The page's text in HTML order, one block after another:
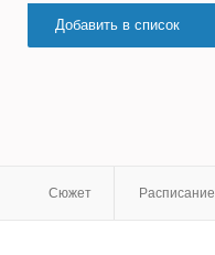
Добавить в список
Сюжет Расписание